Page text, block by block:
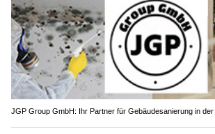
JGP Group GmbH: Ihr Partner für Gebäudesanierung in der